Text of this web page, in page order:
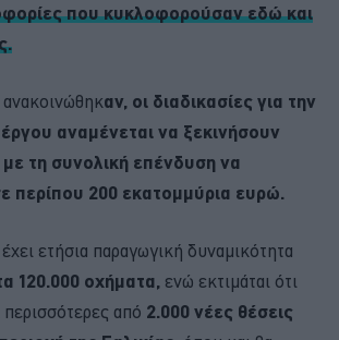
που κυκλοφορούσαν εδώ και
αν, οι διαδικασίες για την
αναμένεται να ξεκινήσουν
τη συνολική επένδυση να
περίπου 200 εκατομμύρια ευρώ.
ετήσια παραγωγική δυναμικότητα
120.000 οχήματα, ενώ εκτιμάται ότι
από 2.000 νέες θέσεις